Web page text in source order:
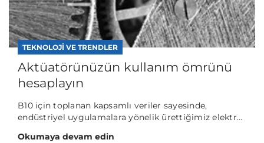
TEKNOLOJI VE TRENDLER
Aktüatörünüzün kullanım ömrünü
hesaplayın
B10 için toplanan kapsamlı veriler sayesinde,
endüstriyel uygulamalara yönelik ürettiğimiz elektr...
Okumaya devam edin